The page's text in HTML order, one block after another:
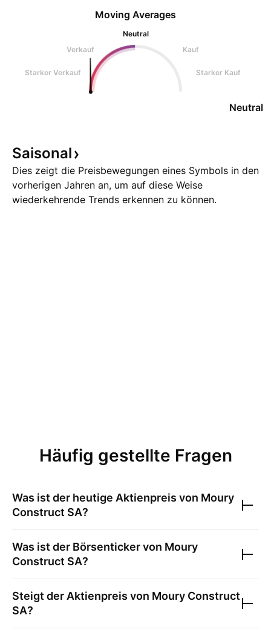
Moving Averages
Neutral
Verkauf
Kauf
Starker Verkauf Starker Kauf
Neutral
Saisonal
Dies zeigt die Preisbewegungen eines Symbols in den
vorherigen Jahren an, um auf diese Weise
wiederkehrende Trends erkennen zu können.
Häufig gestellte Fragen
Was ist der heutige Aktienpreis von Moury
Construct SA?
Was ist der Börsenticker von Moury
Construct SA?
Steigt der Aktienpreis von Moury Construct
SA?